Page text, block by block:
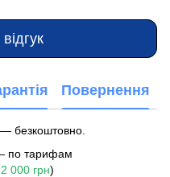
Повернення
безкоштовно.
по тарифам
000 грн)